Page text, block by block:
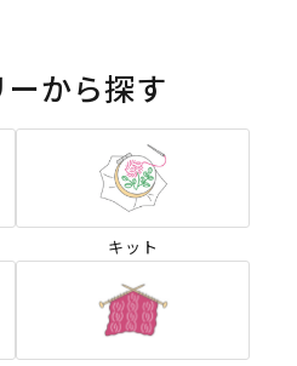
から探す
キット